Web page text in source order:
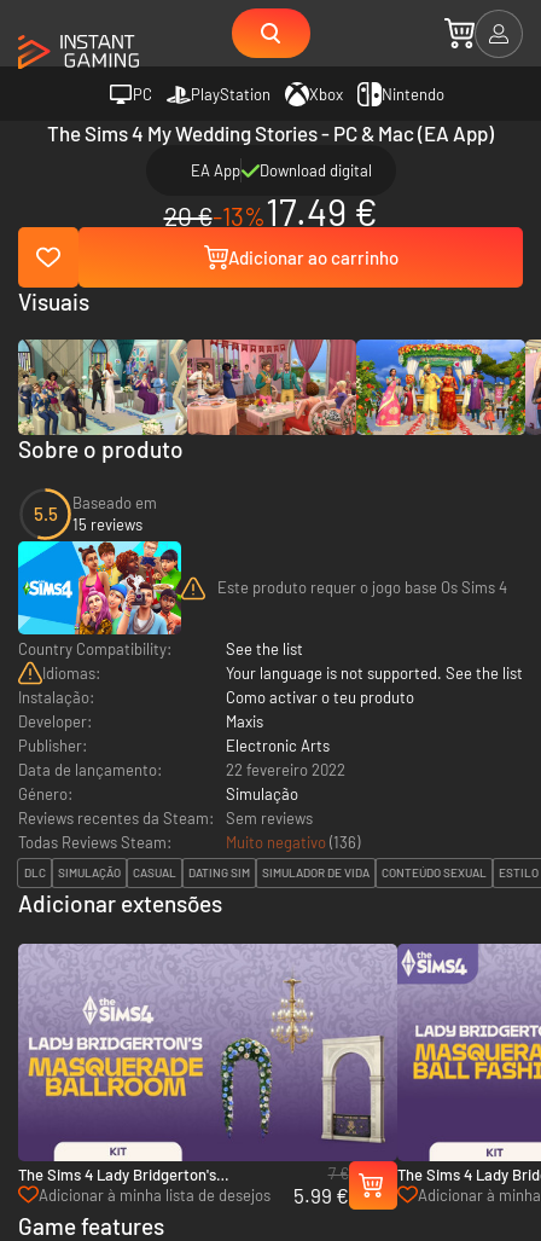
PC PlayStation Xbox Nintendo
The Sims 4 My Wedding Stories - PC & Mac (EA App)
EA App Download digital
20 €-13%17.49 €
Adicionar ao carrinho
Sobre o produto
5.5
Baseado em
15 reviews
Este produto requer o jogo base Os Sims 4
Country Compatibility:
See the list
Idiomas:
Your language is not supported. See the list
Instalação:
Como activar o teu produto
Developer:
Maxis
Publisher:
Electronic Arts
Data de lançamento:
22 fevereiro 2022
Género:
Simulação
Reviews recentes da Steam:
Sem reviews
Todas Reviews Steam:
Muito negativo(136)
DLC SIMULAÇÃO CASUAL DATING SIM SIMULADOR DE VIDA CONTEÚDO SEXUAL ESTILO
Adicionar extensões
The Sims 4 Lady Bridgerton's
Masquerade Ballroom Kit - PC (EA App)
Adicionar à minha lista de desejos
7 €
5.99 €
The Sims 4 Lady
Masquerade Ball
(EA App)
Adicionar à
Visuais
Game features